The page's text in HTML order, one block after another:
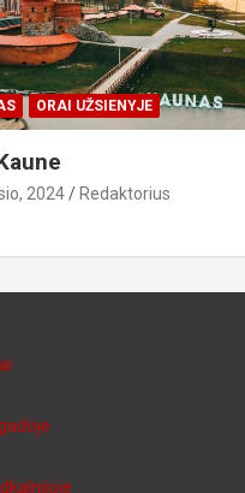
ORAI UŽSIENYJE
2024 Redaktorius